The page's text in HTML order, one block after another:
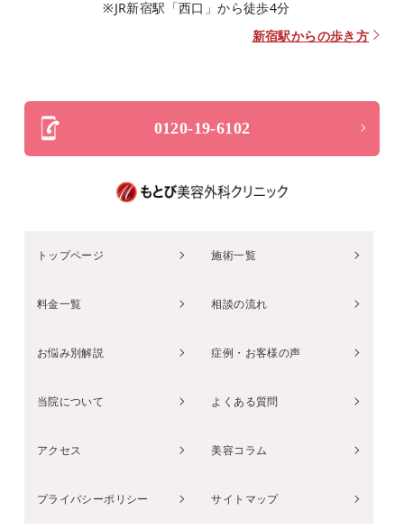
※JR新宿駅「西口」から徒歩4分
新宿駅からの歩き方
0120-19-6102
トップページ 施術一覧
料金一覧 相談の流れ
お悩み別解説 症例・お客様の声
当院について よくある質問
アクセス 美容コラム
プライバシーポリシー サイトマップ